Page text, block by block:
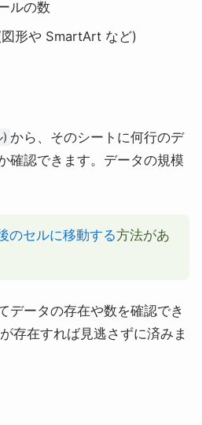
ルの数
形や SmartArt など)
) から、そのシートに何行のデ
確認できます。データの規模
のセルに移動する方法があ
データの存在や数を確認でき
が存在すれば見逃さずに済みま